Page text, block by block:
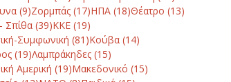
(9)Ζορμπάς(17)ΗΠΑ(18)Θέατρο (13)
Σπίθα(39)ΚΚΕ(19)
Συμφωνική (81)Κούβα(14)
(19)Λαμπράκηδες(15)
Αμερική (19)Μακεδονικό (15)